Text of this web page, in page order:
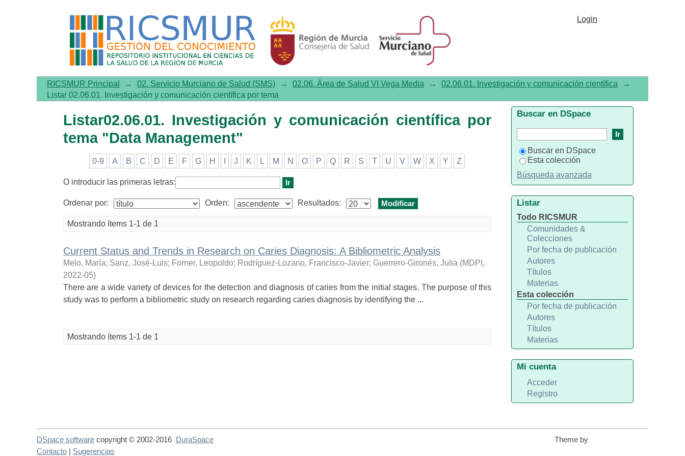
Listar02.06.01. Investigación y comunicación científica por tema "Data Management"
Login
RICSMUR Principal → 02. Servicio Murciano de Salud (SMS) → 02.06. Área de Salud VI Vega Media → 02.06.01. Investigación y comunicación científica
→
Listar 02.06.01. Investigación y comunicación científica por tema
Listar02.06.01. Investigación y comunicación científica por
tema "Data Management"
0-9 A B C D E F G H J K L M N O P Q R S T U V W X Y Z
O introducir las primeras letras:
Ordenar por: Orden: Resultados:
Mostrando ítems 1-1 de 1
Current Status and Trends in Research on Caries Diagnosis: A Bibliometric Analysis
Melo, María; Sanz, José-Luis; Forner, Leopoldo; Rodríguez-Lozano, Francisco-Javier; Guerrero-Gironés, Julia (MDPI ,
2022-05)
There are a wide variety of devices for the detection and diagnosis of caries from the initial stages. The purpose of this
study was to perform a bibliometric study on research regarding caries diagnosis by identifying the ...
Mostrando ítems 1-1 de 1
Buscar en DSpace
Buscar en DSpace
Esta colección
Búsqueda avanzada
Listar
Todo RICSMUR
Comunidades &
Colecciones
Por fecha de publicación
Autores
Títulos
Materias
Esta colección
Por fecha de publicación
Autores
Títulos
Materias
Mi cuenta
Acceder
Registro
DSpace software copyright © 2002-2016 DuraSpace
Theme by
Contacto
Sugerencias